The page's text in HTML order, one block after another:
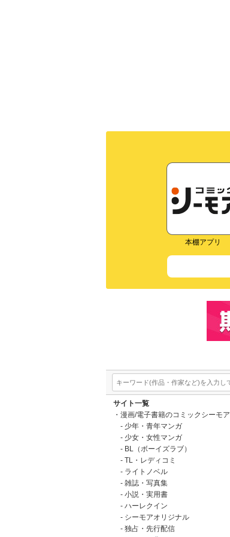
本棚アプリ
サイト一覧
漫画/電子書籍のコミックシーモア
少年・青年マンガ
少女・女性マンガ
BL（ボーイズラブ）
TL・レディコミ
ライトノベル
雑誌・写真集
小説・実用書
ハーレクイン
シーモアオリジナル
独占・先行配信